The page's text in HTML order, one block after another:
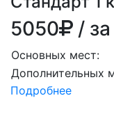
5050 /
Основных мест:
Дополнительных
Подробнее